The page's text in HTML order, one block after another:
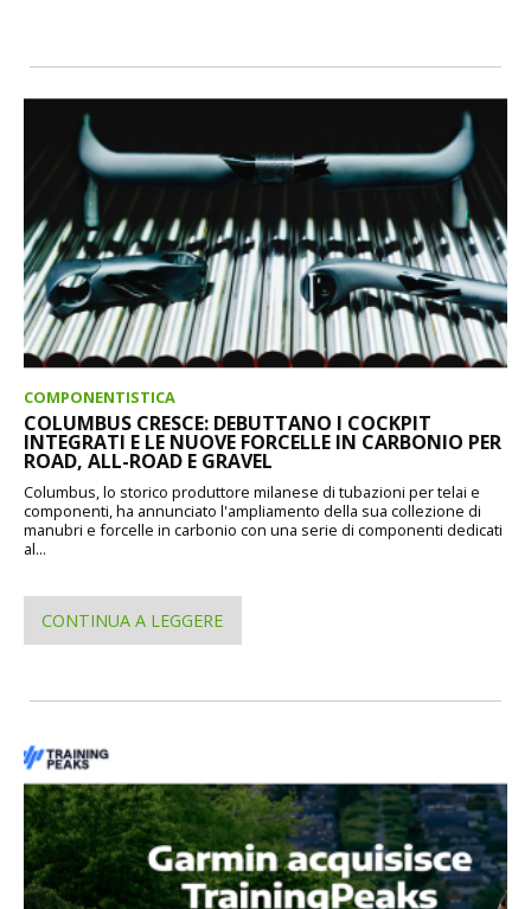
COMPONENTISTICA
COLUMBUS CRESCE: DEBUTTANO I COCKPIT
INTEGRATI E LE NUOVE FORCELLE IN CARBONIO PER
ROAD, ALL-ROAD E GRAVEL
Columbus, lo storico produttore milanese di tubazioni per telai e
componenti, ha annunciato l'ampliamento della sua collezione di
manubri e forcelle in carbonio con una serie di componenti dedicati
al...
CONTINUA A LEGGERE